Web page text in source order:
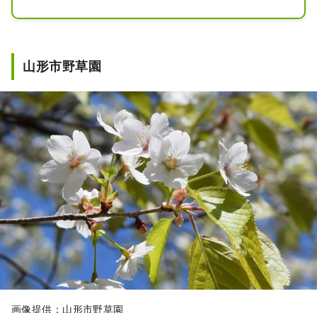
ほか、キャンプサイトも整備されてお
園路に沿って桜並木が整備されてお
ことができます。
山形市野草園
画像提供：山形市野草園